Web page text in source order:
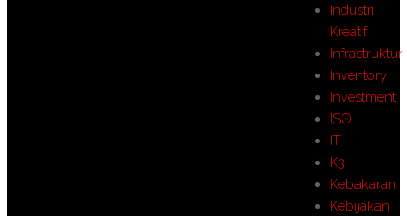
Industri
Kreatif
Infrastruktur
Inventory
Investment
ISO
IT
K3
Kebakaran
Kebijakan